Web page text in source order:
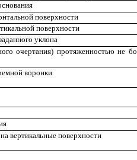
поверхности
поверхности
уклона
очертания) протяженностью не
воронки
вертикальные поверхности